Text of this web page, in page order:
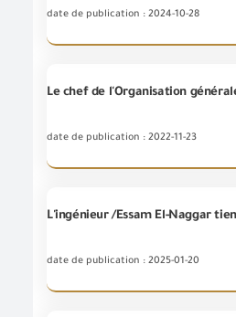
date de publication : 2024-10-28
date de publication : 2022-11-23
date de publication : 2025-01-20